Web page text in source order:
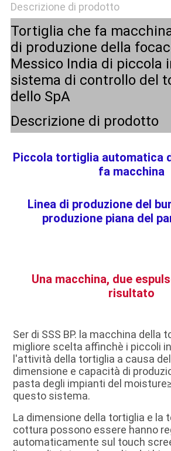
Descrizione di prodotto
Tortiglia che fa
di produzione della
Messico India di piccola
sistema di controllo del
dello SpA
Descrizione di prodotto
Piccola tortiglia automatica
fa macchina
Linea di produzione del
produzione piana del
Una macchina, due
risultato
Ser di SSS BP. la macchina della
migliore scelta affinchè i piccoli
l'attività della tortiglia a causa
dimensione e capacità di
pasta degli impianti del
questo sistema.
La dimensione della tortiglia e la
cottura possono essere hanno
automaticamente sul touch